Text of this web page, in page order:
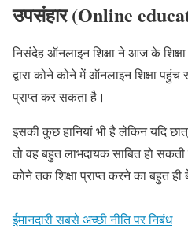
उपसंहार(Online
निसंदेह ऑनलाइन शिक्षा ने आज के
द्वारा कोने कोने में ऑनलाइन शिक्षा
प्राप्त कर सकता है।
इसकी कुछ हानियां भी है लेकिन यदि
तो वह बहुत लाभदायक साबित हो
कोने तक शिक्षा प्राप्त करने का बहुत ही
ईमानदारी सबसे अच्छी नीति पर निबंध